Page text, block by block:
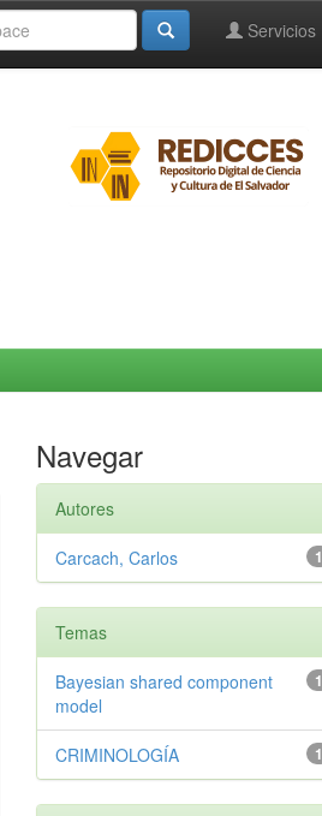
Servicios
Navegar
Autores
1
Carcach, Carlos
Temas
1
Bayesian shared component
model
1
CRIMINOLOGÍA